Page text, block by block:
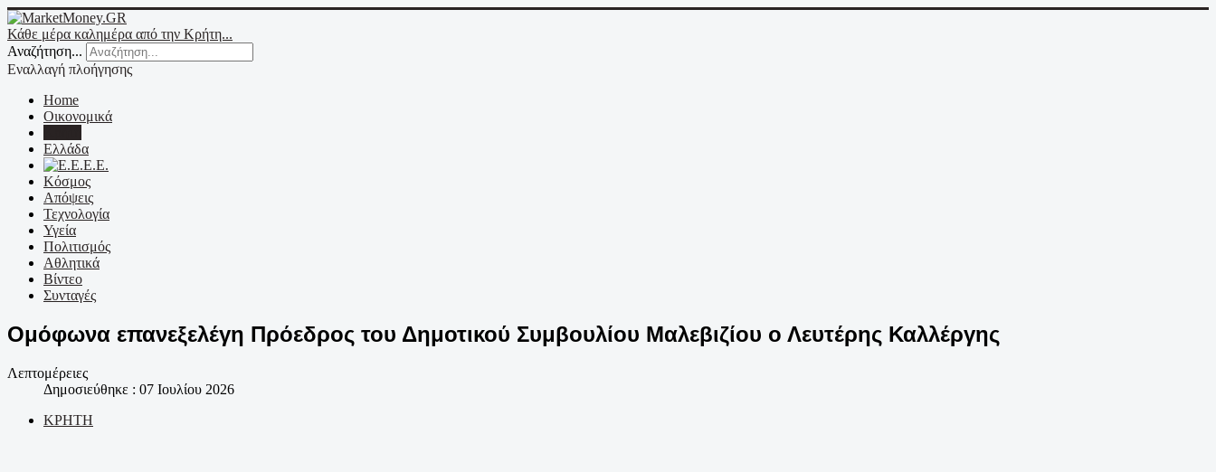
Κάθε μέρα καλημέρα από την Κρήτη...
Αναζήτηση...
Εναλλαγή πλοήγησης
Home
Οικονομικά
Ελλάδα
Ε.Ε.
Κόσμος
Απόψεις
Τεχνολογία
Υγεία
Πολιτισμός
Αθλητικά
Βίντεο
Συνταγές
Ομόφωνα επανεξελέγη Πρόεδρος του Δημοτικού Συμβουλίου Μαλεβιζίου ο Λευτέρης Καλλέργης
Λεπτομέρειες
Δημοσιεύθηκε : 07 Ιουλίου 2026
ΚΡΗΤΗ